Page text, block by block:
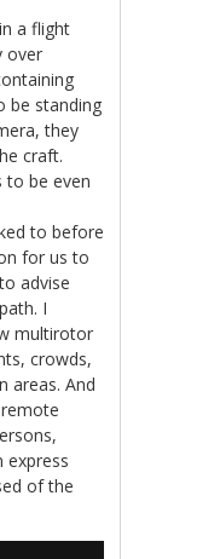
a flight
over
be standing
they
craft.
to be even
to before
for us to
advise
I
multirotor
crowds,
areas. And
express
of the